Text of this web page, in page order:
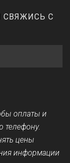
СВЯЖИСЬ С
оплаты и
телефону.
цены
информации